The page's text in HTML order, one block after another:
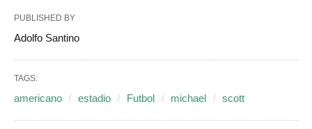
PUBLISHED BY
Adolfo Santino
TAGS:
americano estadio Futbol michael scott